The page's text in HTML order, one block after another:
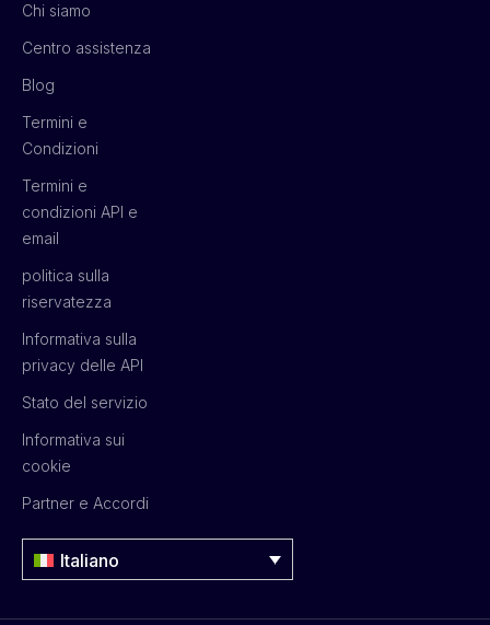
Chi siamo
Centro assistenza
Blog
Termini e
Condizioni
Termini e
condizioni API e
email
politica sulla
riservatezza
Informativa sulla
privacy delle API
Stato del servizio
Informativa sui
cookie
Partner e Accordi
Italiano